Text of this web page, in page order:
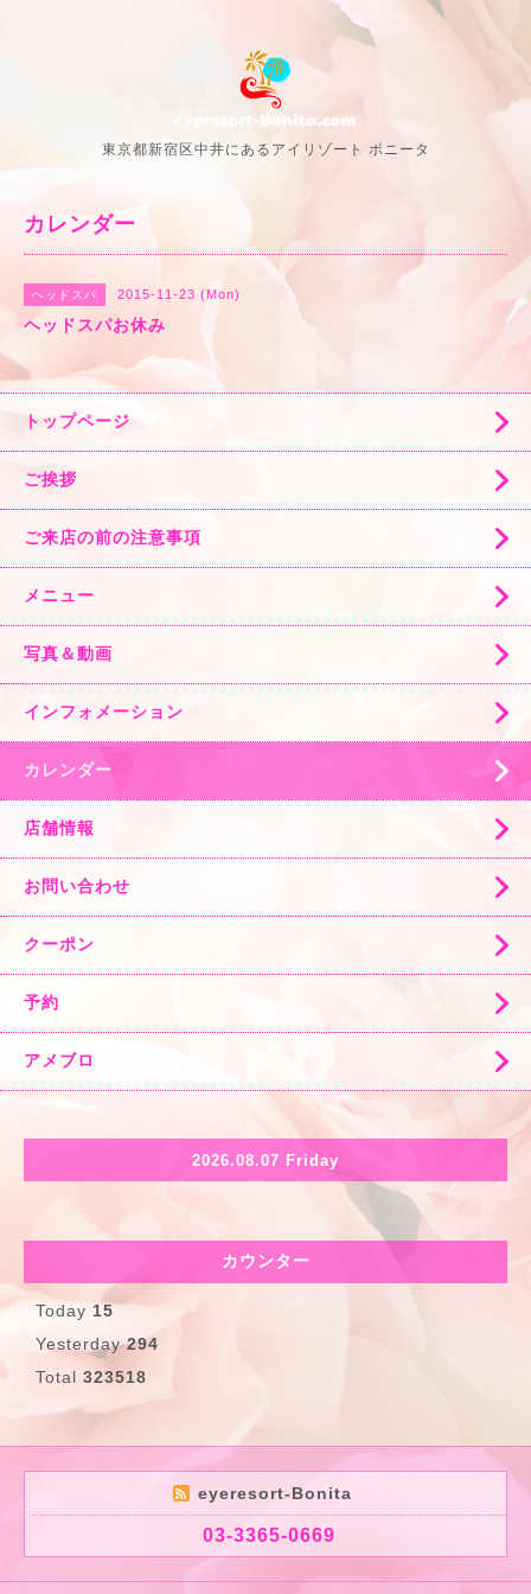
東京都新宿区中井にあるアイリゾート ボニータ
カレンダー
ヘッドスパ 2015-11-23 (Mon)
ヘッドスパお休み
トップページ
ご挨拶
ご来店の前の注意事項
メニュー
写真＆動画
インフォメーション
カレンダー
店舗情報
お問い合わせ
クーポン
予約
アメブロ
2026.08.07 Friday
カウンター
Today 15
Yesterday294
Total 323518
eyeresort-Bonita
03-3365-0669